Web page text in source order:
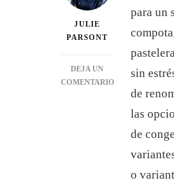
JULIE
PARSONT
DEJA UN
COMENTARIO
ARÁNDANOS:
para un
sin
de
las
de
o